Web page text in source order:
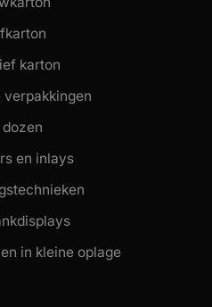
karton
verpakkingen
dozen
en inlays
in kleine oplage